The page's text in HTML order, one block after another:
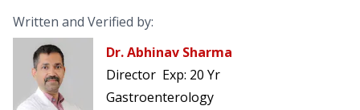
Written and Verified by:
Dr. Abhinav Sharma
Director Exp: 20 Yr
Gastroenterology